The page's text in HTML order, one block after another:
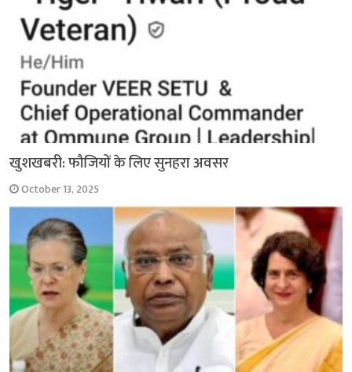
खुशखबरी: फौजियों के लिए सुनहरा अवसर
October 13, 2025